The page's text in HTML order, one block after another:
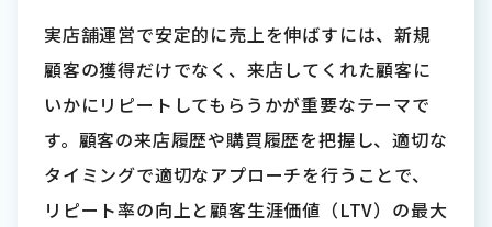
実店舗運営で安定的に売上を伸ばすには、新規
顧客の獲得だけでなく、来店してくれた顧客に
いかにリピートしてもらうかが重要なテーマで
す。顧客の来店履歴や購買履歴を把握し、適切な
タイミングで適切なアプローチを行うことで、
リピート率の向上と顧客生涯価値（LTV）の最大